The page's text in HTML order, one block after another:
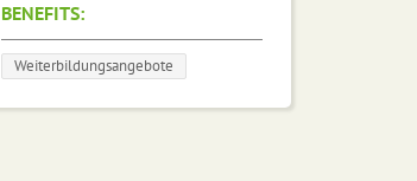
BENEFITS:
Weiterbildungsangebote